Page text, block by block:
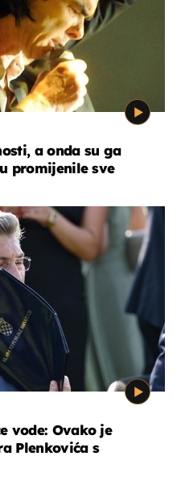
a onda su ga
promijenile sve
vode: Ovako je
Plenkovića s